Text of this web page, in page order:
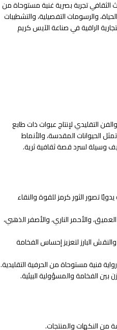
تجربة بصرية غنية مستوحاة من
والرسومات التفصيلية، والتشطيبات
الراقية في صناعة الآيس كريم
التقليدي لإنتاج عبوات ذات طابع
الحيوانات المقدسة، والأنماط
وسيلة لسرد قصة ثقافية ثرية.
تصور الثور كرمز للقوة والنقاء
والأحمر الناري، والأصفر الذهبي،
البارز لتعزيز إحساس الفخامة
فنية مستوحاة من الحرفية التقليدية.
الفخامة والمسؤولية البيئية.
النكهات والمنتجات.